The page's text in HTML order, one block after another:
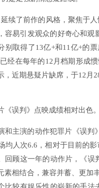
延续了前作的风格，聚焦于
容易引发观众的好奇心和
别取得了13亿+和11亿+的
经在每年的12月档期形成
，近期悬疑片缺席，于12月
《误判》点映成绩相对出色。
和主演的动作犯罪片《误判
均人次6.6，相对于目前的
回顾这一年的动作片，《
素相结合，兼容并蓄、更加